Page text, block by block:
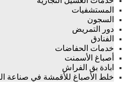
المستشفيات
السجون
دور التمريض
الفنادق
خدمات الحفاضات
أصباغ الأسمنت
ابادة بق الفراش
خلط الأصباغ للأقمشة في صناعة